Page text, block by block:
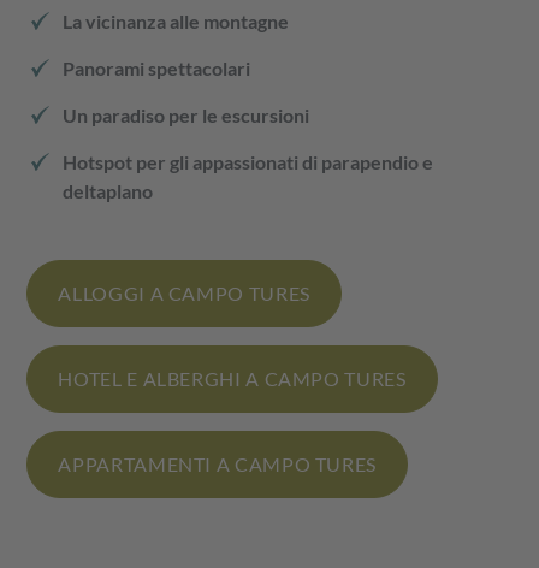
La vicinanza alle montagne
Panorami spettacolari
Un paradiso per le escursioni
Hotspot per gli appassionati di parapendio e
deltaplano
ALLOGGI A CAMPO TURES
HOTEL E ALBERGHI A CAMPO TURES
APPARTAMENTI A CAMPO TURES